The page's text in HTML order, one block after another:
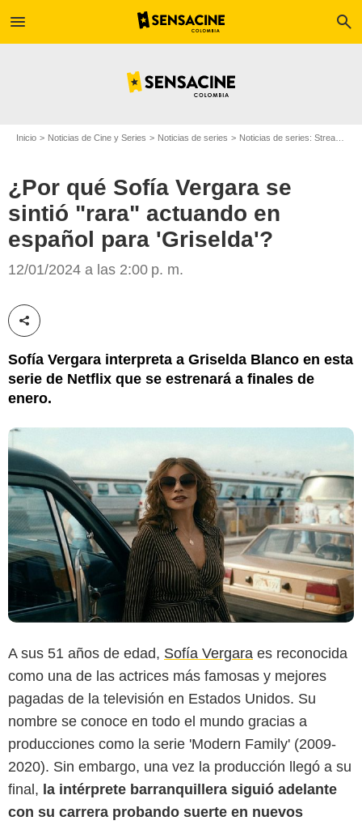
menu search
Inicio Noticias de Cine y Series Noticias de series Noticias de series: Streaming
¿Por qué Sofía Vergara se
sintió "rara" actuando en
español para 'Griselda'?
12/01/2024 a las 2:00 p. m.
Compartir esta noticia
Sofía Vergara interpreta a Griselda Blanco en esta
serie de Netflix que se estrenará a finales de
enero.
Netflix
A sus 51 años de edad, Sofía Vergara es reconocida
como una de las actrices más famosas y mejores
pagadas de la televisión en Estados Unidos. Su
nombre se conoce en todo el mundo gracias a
producciones como la serie 'Modern Family' (2009-
2020). Sin embargo, una vez la producción llegó a su
final, la intérprete barranquillera siguió adelante
con su carrera probando suerte en nuevos